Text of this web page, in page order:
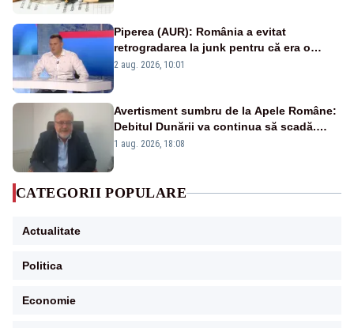
Piperea (AUR): România a evitat
retrogradarea la junk pentru că era o
catastrofă pentru bănci și fondurile de
2 aug. 2026, 10:01
Avertisment sumbru de la Apele Române:
Debitul Dunării va continua să scadă.
Cernavodă s-ar putea închide în 4 zile
1 aug. 2026, 18:08
CATEGORII POPULARE
Actualitate
Politica
Economie